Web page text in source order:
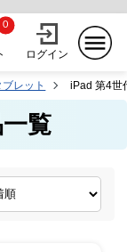
0
ログイン
レット iPad 第4世
覧